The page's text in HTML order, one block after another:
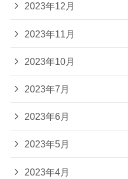
2023年12月
2023年11月
2023年10月
2023年7月
2023年6月
2023年5月
2023年4月